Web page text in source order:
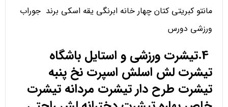
مانتو کبریتی کتان چهار خانه ابرنگی یقه اسکی برند جوراب
ورزشی دورس
4.تیشرت ورزشی و استایل باشگاه
تیشرت لش اسلش اسپرت نخ پنبه
تیشرت طرح دار تیشرت مردانه تیشرت